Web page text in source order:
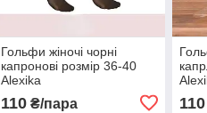
Гольфи жіночі чорні
капронові розмір 36-40
Alexika
110₴/пара 110